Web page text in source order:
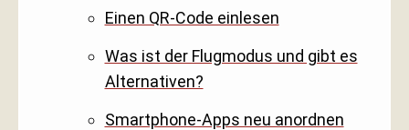
Einen QR-Code einlesen
Was ist der Flugmodus und gibt es
Alternativen?
Smartphone-Apps neu anordnen